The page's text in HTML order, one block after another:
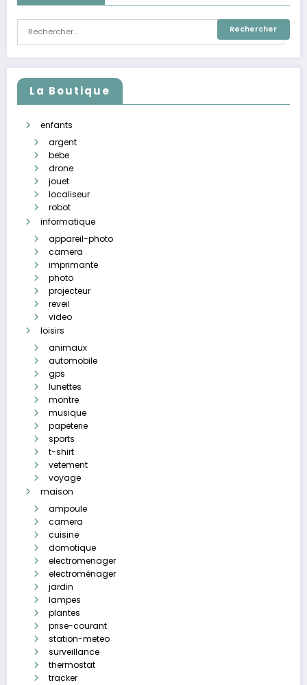
La Boutique
enfants
argent
bebe
drone
jouet
localiseur
robot
informatique
appareil-photo
camera
imprimante
photo
projecteur
reveil
video
loisirs
animaux
automobile
gps
lunettes
montre
musique
papeterie
sports
t-shirt
vetement
voyage
maison
ampoule
camera
cuisine
domotique
electromenager
electroménager
jardin
lampes
plantes
prise-courant
station-meteo
surveillance
thermostat
tracker